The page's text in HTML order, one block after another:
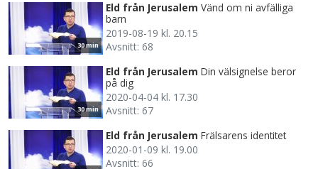
30 min
Eld från Jerusalem Vänd om ni avfälliga
barn
2019-08-19 kl. 20.15
Avsnitt: 68
30 min
Eld från Jerusalem Din välsignelse beror
på dig
2020-04-04 kl. 17.30
Avsnitt: 67
Eld från Jerusalem Frälsarens identitet
2020-01-09 kl. 19.00
Avsnitt: 66